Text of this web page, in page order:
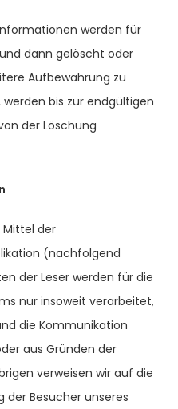
werden für
dann gelöscht oder
Aufbewahrung zu
bis zur endgültigen
der Löschung
Mittel der
(nachfolgend
der Leser werden für die
nur insoweit verarbeitet,
die Kommunikation
aus Gründen der
verweisen wir auf die
Besucher unseres